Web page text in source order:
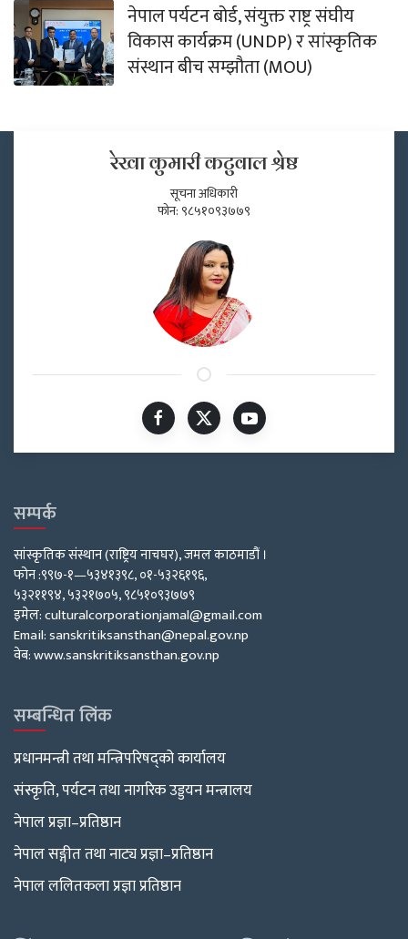
नेपाल पर्यटन बोर्ड, संयुक्त राष्ट्र संघीय
विकास कार्यक्रम (UNDP) र सांस्कृतिक
संस्थान बीच सम्झौता (MOU)
रेखा कुमारी कटुवाल श्रेष्ठ
सूचना अधिकारी
फोन: ९८५१०९३७७९
सम्पर्क
सांस्कृतिक संस्थान (राष्ट्रिय नाचघर), जमल काठमाडौं ।
फोन :९९७-१—५३४१३९८, ०१-५३२६१९६,
५३२११९४, ५३२१७०५, ९८५१०९३७७९
इमेल: culturalcorporationjamal@gmail.com
Email: sanskritiksansthan@nepal.gov.np
वेब: www.sanskritiksansthan.gov.np
सम्बन्धित लिंक
प्रधानमन्त्री तथा मन्त्रिपरिषद्को कार्यालय
संस्कृति, पर्यटन तथा नागरिक उड्डयन मन्त्रालय
नेपाल प्रज्ञा–प्रतिष्ठान
नेपाल सङ्गीत तथा नाट्य प्रज्ञा–प्रतिष्ठान
नेपाल ललितकला प्रज्ञा प्रतिष्ठान